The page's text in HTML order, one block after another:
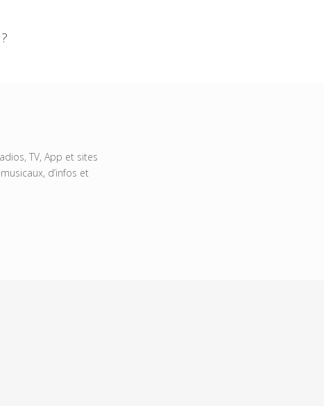
TV, App et sites
d’infos et